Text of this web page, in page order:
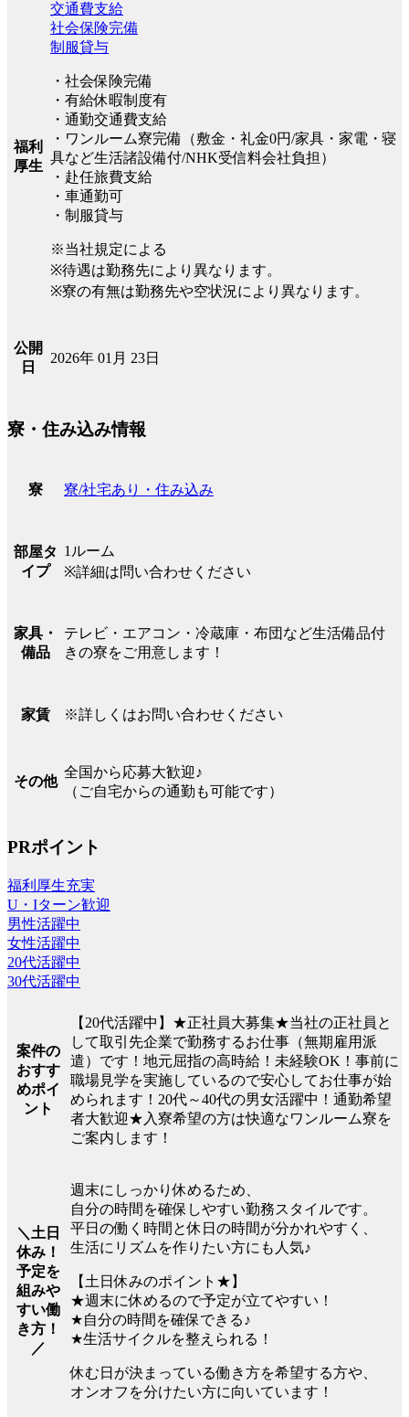
福利
厚生
交通費支給
社会保険完備
制服貸与
・社会保険完備
・有給休暇制度有
・通勤交通費支給
・ワンルーム寮完備（敷金・礼金0円/家具・家電・寝
具など生活諸設備付/NHK受信料会社負担）
・赴任旅費支給
・車通勤可
・制服貸与
※当社規定による
※待遇は勤務先により異なります。
※寮の有無は勤務先や空状況により異なります。
公開
日
2026年 01月 23日
寮・住み込み情報
寮 寮/社宅あり・住み込み
部屋タ
イプ
1ルーム
※詳細は問い合わせください
家具・
備品
テレビ・エアコン・冷蔵庫・布団など生活備品付
きの寮をご用意します！
家賃 ※詳しくはお問い合わせください
その他
全国から応募大歓迎♪
（ご自宅からの通勤も可能です）
PRポイント
福利厚生充実
U・Iターン歓迎
男性活躍中
女性活躍中
20代活躍中
30代活躍中
案件の
おすす
めポイ
ント
【20代活躍中】★正社員大募集★当社の正社員と
して取引先企業で勤務するお仕事（無期雇用派
遣）です！地元屈指の高時給！未経験OK！事前に
職場見学を実施しているので安心してお仕事が始
められます！20代～40代の男女活躍中！通勤希望
者大歓迎★入寮希望の方は快適なワンルーム寮を
ご案内します！
＼土日
休み！
予定を
組みや
すい働
き方！
／
週末にしっかり休めるため、
自分の時間を確保しやすい勤務スタイルです。
平日の働く時間と休日の時間が分かれやすく、
生活にリズムを作りたい方にも人気♪
【土日休みのポイント★】
★週末に休めるので予定が立てやすい！
★自分の時間を確保できる♪
★生活サイクルを整えられる！
休む日が決まっている働き方を希望する方や、
オンオフを分けたい方に向いています！